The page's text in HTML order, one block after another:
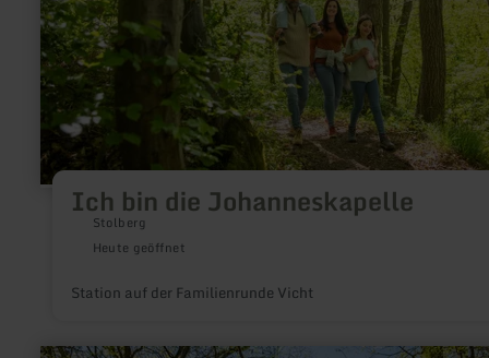
Ich bin die Johanneskapelle
Stolberg
Heute geöffnet
Station auf der Familienrunde Vicht
mehr